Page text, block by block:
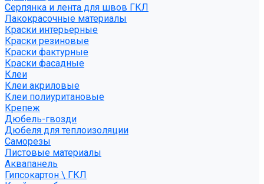
Серпянка и лента для швов ГКЛ
Лакокрасочные материалы
Краски интерьерные
Краски резиновые
Краски фактурные
Краски фасадные
Клеи
Клеи акриловые
Клеи полиуритановые
Крепеж
Дюбель-гвозди
Дюбеля для теплоизоляции
Саморезы
Листовые материалы
Аквапанель
Гипсокартон \ ГКЛ